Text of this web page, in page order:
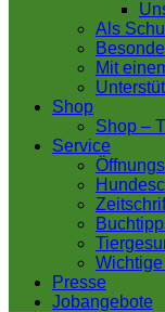
Als
Mit
Shop
Shop –
Service
Presse
Jobangebote